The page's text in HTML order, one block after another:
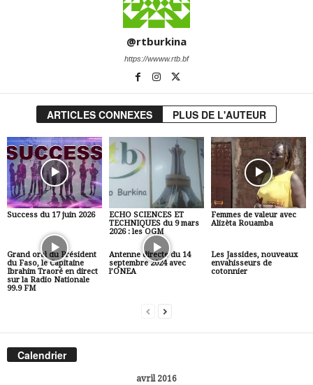
@rtburkina
https://wwww.rtb.bf
ARTICLES CONNEXES PLUS DE L'AUTEUR
Success du 17 juin 2026
ECHO SCIENCES ET
TECHNIQUES du 9 mars
2026 : les OGM
Femmes de valeur avec
Alizèta Rouamba
Grand oral du Président
du Faso, le Capitaine
Ibrahim Traoré en direct
sur la Radio Nationale
99.9 FM
Antenne directe du 14
septembre 2024 avec
l’ONEA
Les Jassides, nouveaux
envahisseurs de
cotonnier
Calendrier
avril 2016